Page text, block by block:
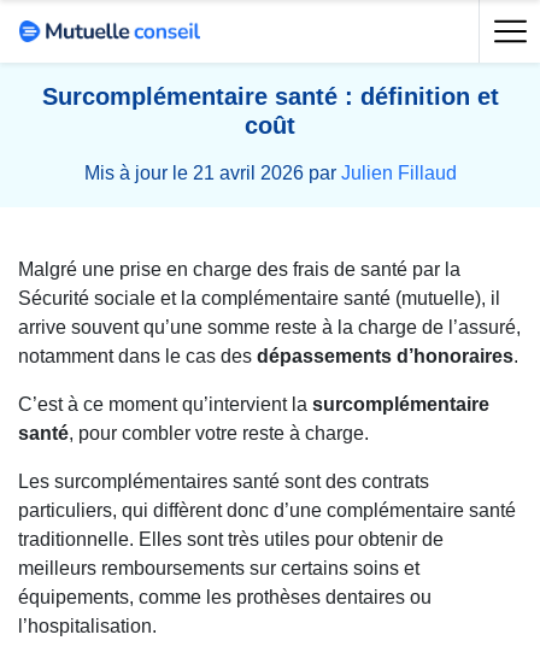
Surcomplémentaire santé : définition et
coût
Mis à jour le 21 avril 2026 par Julien Fillaud
Malgré une prise en charge des frais de santé par la
Sécurité sociale et la complémentaire santé (mutuelle), il
arrive souvent qu’une somme reste à la charge de l’assuré,
notamment dans le cas des dépassements d’honoraires.
C’est à ce moment qu’intervient la surcomplémentaire
santé, pour combler votre reste à charge.
Les surcomplémentaires santé sont des contrats
particuliers, qui diffèrent donc d’une complémentaire santé
traditionnelle. Elles sont très utiles pour obtenir de
meilleurs remboursements sur certains soins et
équipements, comme les prothèses dentaires ou
l’hospitalisation.